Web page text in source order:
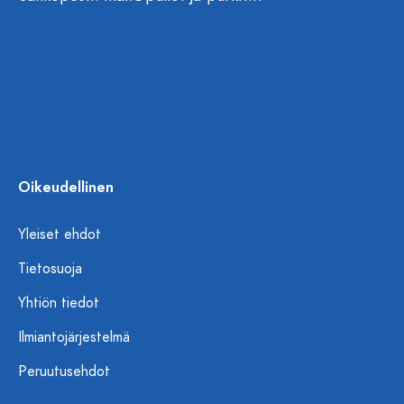
Oikeudellinen
Yleiset ehdot
Tietosuoja
Yhtiön tiedot
Ilmiantojärjestelmä
Peruutusehdot